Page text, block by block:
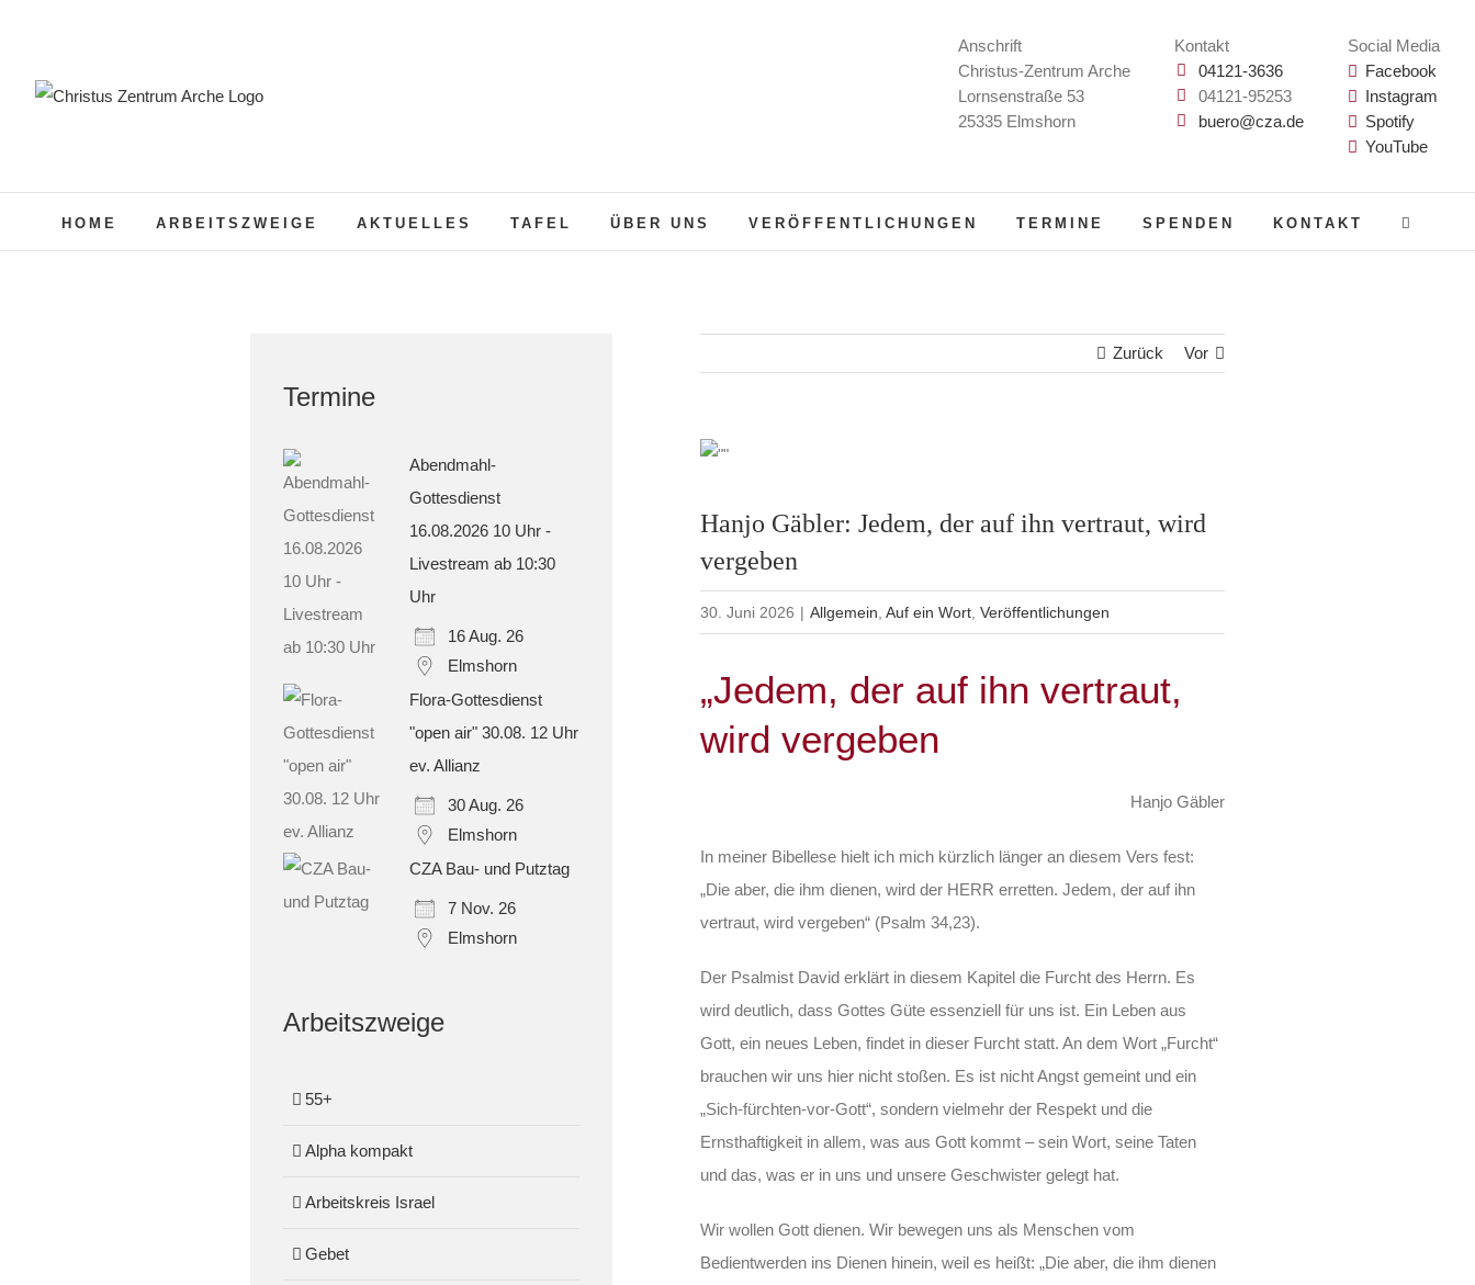
springen
Anschrift
Christus-Zentrum Arche
Lornsenstraße 53
25335 Elmshorn
Kontakt
04121-3636
04121-95253
buero@cza.de
Social Media
Facebook
Instagram
Spotify
YouTube
HOME ARBEITSZWEIGE AKTUELLES TAFEL ÜBER UNS VERÖFFENTLICHUNGEN TERMINE SPENDEN KONTAKT
Zurück Vor
Hanjo Gäbler: Jedem, der auf ihn vertraut, wird
vergeben
30. Juni 2026 | Allgemein ,Auf ein Wort ,Veröffentlichungen
„Jedem, der auf ihn vertraut,
wird vergeben
Hanjo Gäbler
In meiner Bibellese hielt ich mich kürzlich länger an diesem Vers fest:
„Die aber, die ihm dienen, wird der HERR erretten. Jedem, der auf ihn
vertraut, wird vergeben“ (Psalm 34,23).
Der Psalmist David erklärt in diesem Kapitel die Furcht des Herrn. Es
wird deutlich, dass Gottes Güte essenziell für uns ist. Ein Leben aus
Gott, ein neues Leben, findet in dieser Furcht statt. An dem Wort „Furcht“
brauchen wir uns hier nicht stoßen. Es ist nicht Angst gemeint und ein
„Sich-fürchten-vor-Gott“, sondern vielmehr der Respekt und die
Ernsthaftigkeit in allem, was aus Gott kommt – sein Wort, seine Taten
und das, was er in uns und unsere Geschwister gelegt hat.
Wir wollen Gott dienen. Wir bewegen uns als Menschen vom
Bedientwerden ins Dienen hinein, weil es heißt: „Die aber, die ihm dienen
Termine
Abendmahl-
Gottesdienst
16.08.2026 10 Uhr -
Livestream ab 10:30
Uhr
16 Aug. 26
Elmshorn
Flora-Gottesdienst
"open air" 30.08. 12 Uhr
ev. Allianz
30 Aug. 26
Elmshorn
CZA Bau- und Putztag
7 Nov. 26
Elmshorn
Arbeitszweige
55+
Alpha kompakt
Arbeitskreis Israel
Gebet